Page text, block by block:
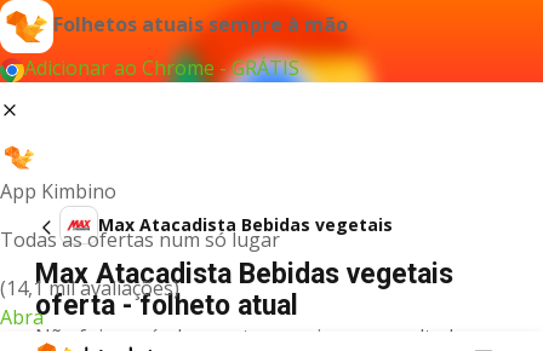
Folhetos atuais sempre à mão
Adicionar ao Chrome - GRÁTIS
App Kimbino
Todas as ofertas num só lugar
(14,1 mil avaliações)
Abra
Max Atacadista Bebidas vegetais
Max Atacadista Bebidas vegetais
oferta - folheto atual
Não foi possível encontrar quaisquer resultados